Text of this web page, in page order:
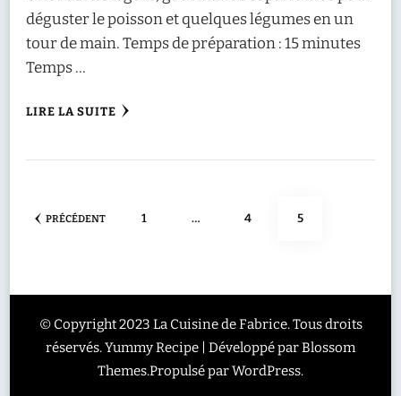
déguster le poisson et quelques légumes en un
tour de main. Temps de préparation : 15 minutes
Temps …
LIRE LA SUITE
Pagination
PRÉCÉDENT PAGE
1 … PAGE
4 PAGE
5
© Copyright 2023 La Cuisine de Fabrice. Tous droits
réservés.Yummy Recipe | Développé parBlossom
Themes.Propulsé parWordPress.